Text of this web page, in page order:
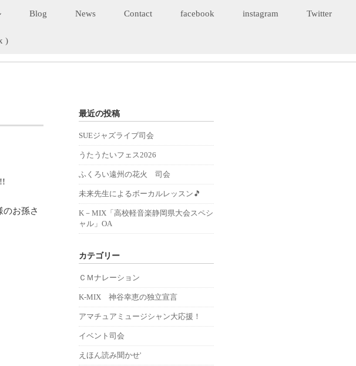
Blog News Contact facebook instagram Twitter
)
のお孫さ
最近の投稿
SUEジャズライブ司会
うたうたいフェス2026
ふくろい遠州の花火 司会
未来先生によるボーカルレッスン🎵
K－MIX「高校軽音楽静岡県大会スペシ
ャル」OA
カテゴリー
ＣＭナレーション
K-MIX 神谷幸恵の独立宣言
アマチュアミュージシャン大応援！
イベント司会
えほん読み聞かせ'